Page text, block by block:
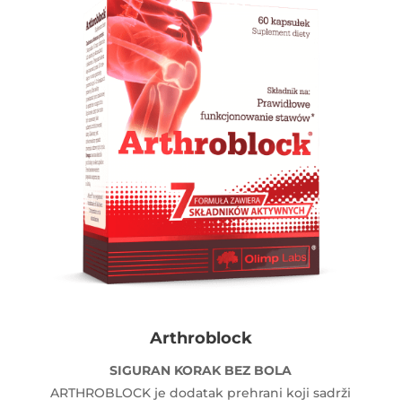
Arthroblock
SIGURAN KORAK BEZ BOLA
ARTHROBLOCK je dodatak prehrani koji sadrži